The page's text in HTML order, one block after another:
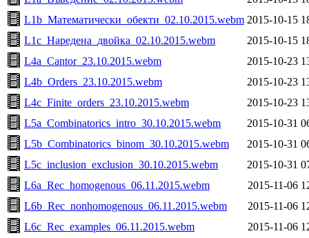
L1b_Математически_обекти_02.10.2015.webm 2015-10-15
L1c_Наредена_двойка_02.10.2015.webm
2015-10-15
L4a_Cantor_23.10.2015.webm
2015-10-23
L4b_Orders_23.10.2015.webm
2015-10-23
L4c_Finite_orders_23.10.2015.webm
2015-10-23
L5a_Combinatorics_intro_30.10.2015.webm
2015-10-31
L5b_Combinatorics_binom_30.10.2015.webm
2015-10-31
L5c_inclusion_exclusion_30.10.2015.webm
2015-10-31
L6a_Rec_homogenous_06.11.2015.webm
2015-11-06
L6b_Rec_nonhomogenous_06.11.2015.webm
2015-11-06
L6c_Rec_examples_06.11.2015.webm
2015-11-06